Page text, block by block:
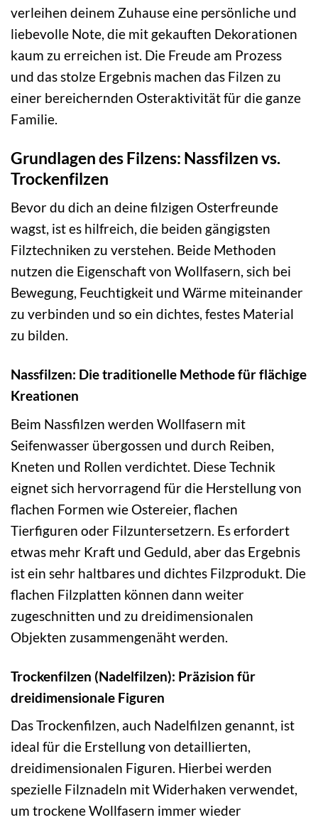
verleihen deinem Zuhause eine persönliche und
liebevolle Note, die mit gekauften Dekorationen
kaum zu erreichen ist. Die Freude am Prozess
und das stolze Ergebnis machen das Filzen zu
einer bereichernden Osteraktivität für die ganze
Familie.
Grundlagen des Filzens: Nassfilzen vs.
Trockenfilzen
Bevor du dich an deine filzigen Osterfreunde
wagst, ist es hilfreich, die beiden gängigsten
Filztechniken zu verstehen. Beide Methoden
nutzen die Eigenschaft von Wollfasern, sich bei
Bewegung, Feuchtigkeit und Wärme miteinander
zu verbinden und so ein dichtes, festes Material
zu bilden.
Nassfilzen: Die traditionelle Methode für flächige
Kreationen
Beim Nassfilzen werden Wollfasern mit
Seifenwasser übergossen und durch Reiben,
Kneten und Rollen verdichtet. Diese Technik
eignet sich hervorragend für die Herstellung von
flachen Formen wie Ostereier, flachen
Tierfiguren oder Filzuntersetzern. Es erfordert
etwas mehr Kraft und Geduld, aber das Ergebnis
ist ein sehr haltbares und dichtes Filzprodukt. Die
flachen Filzplatten können dann weiter
zugeschnitten und zu dreidimensionalen
Objekten zusammengenäht werden.
Trockenfilzen (Nadelfilzen): Präzision für
dreidimensionale Figuren
Das Trockenfilzen, auch Nadelfilzen genannt, ist
ideal für die Erstellung von detaillierten,
dreidimensionalen Figuren. Hierbei werden
spezielle Filznadeln mit Widerhaken verwendet,
um trockene Wollfasern immer wieder